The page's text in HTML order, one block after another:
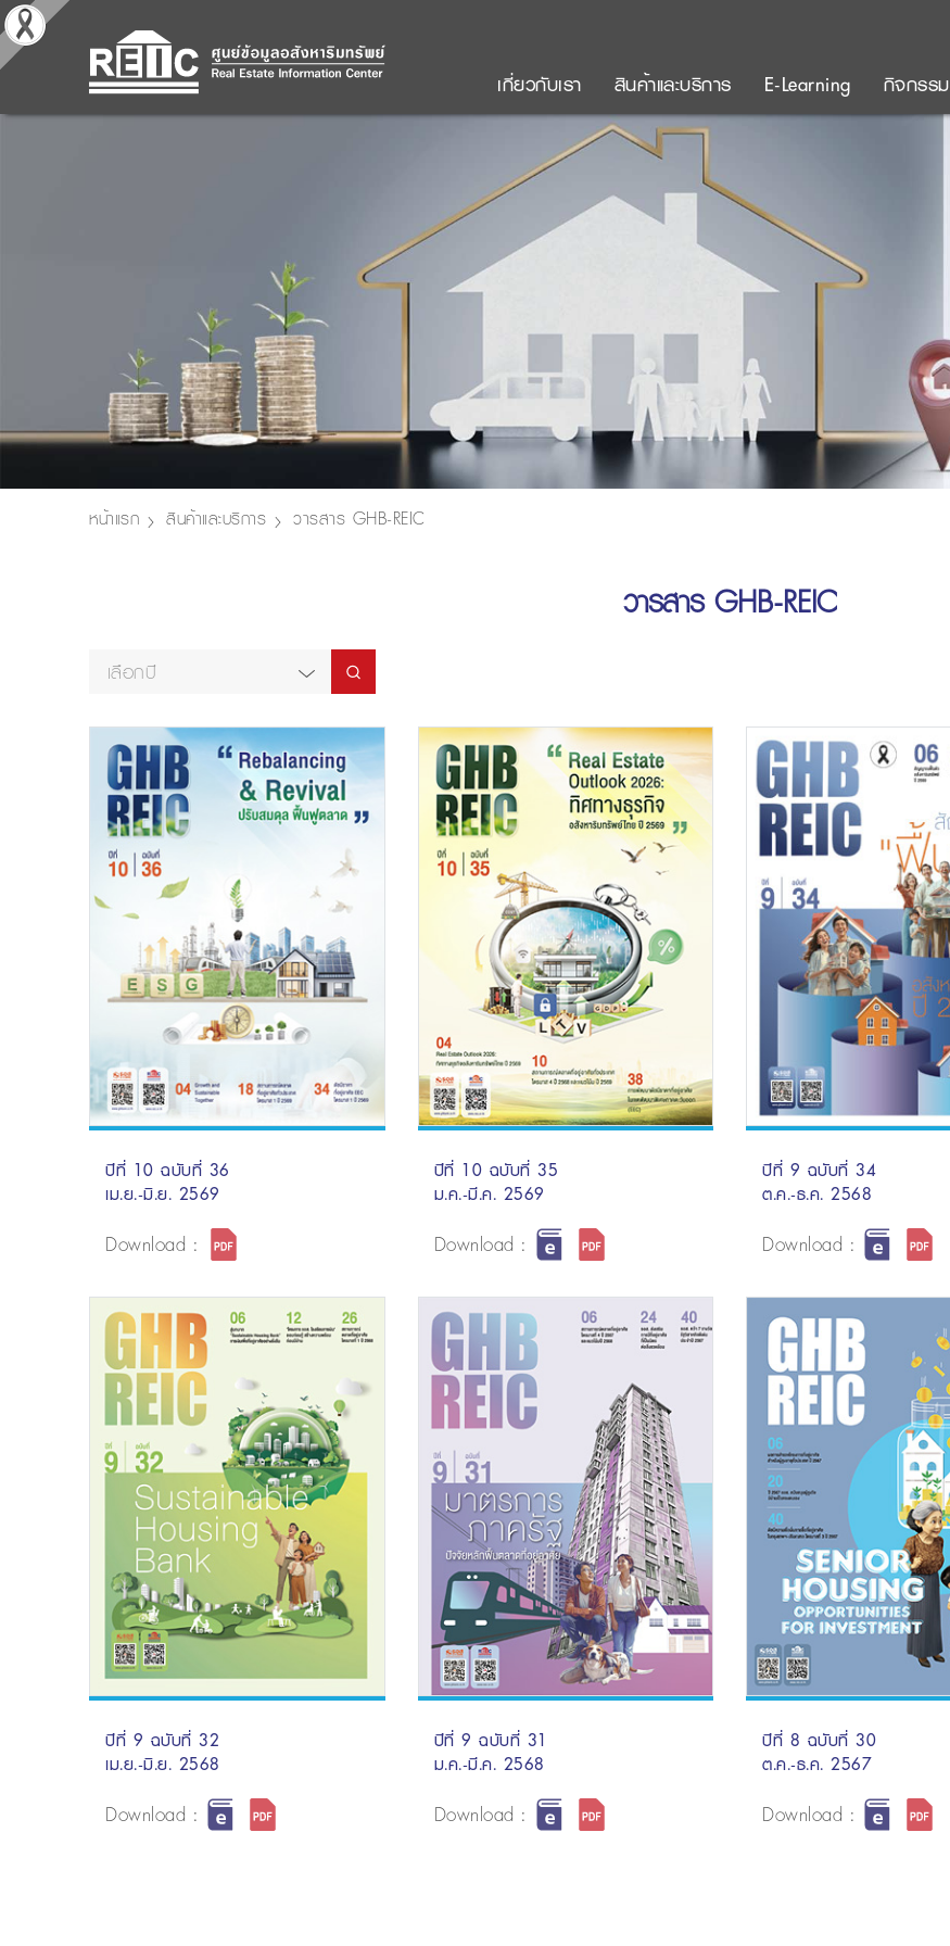
เกี่ยวกับเรา สินค้าและบริการ E-Learning กิจกรรม
หน้าแรก สินค้าและบริการ วารสาร GHB-REIC
วารสาร GHB-REIC
เลือกปี
ปีที่ 10 ฉบับที่ 36
เม.ย.-มิ.ย. 2569
Download :
ปีที่ 10 ฉบับที่ 35
ม.ค.-มี.ค. 2569
Download :
ปีที่ 9 ฉบับที่ 34
ต.ค.-ธ.ค. 2568
Download :
ปีที่ 9 ฉบับที่ 32
เม.ย.-มิ.ย. 2568
Download :
ปีที่ 9 ฉบับที่ 31
ม.ค.-มี.ค. 2568
Download :
ปีที่ 8 ฉบับที่ 30
ต.ค.-ธ.ค. 2567
Download :